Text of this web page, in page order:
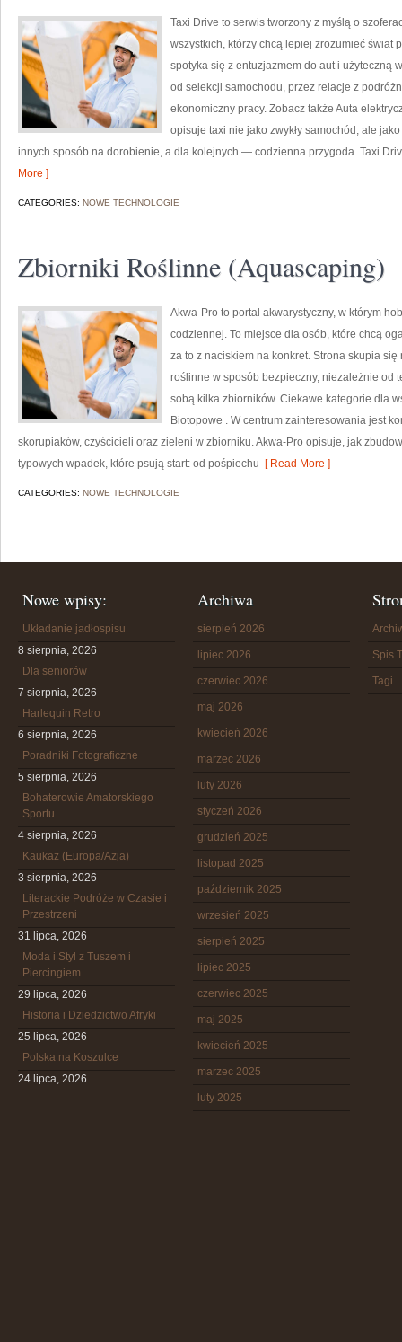
Taxi Drive to serwis tworzony z myślą o
wszystkich, którzy chcą lepiej zrozumieć świat
spotyka się z entuzjazmem do aut i użyteczną
od selekcji samochodu, przez relacje z
ekonomiczny pracy. Zobacz także Auta
opisuje taxi nie jako zwykły samochód, ale
innych sposób na dorobienie, a dla kolejnych — codzienna przygoda. Taxi
More ]
CATEGORIES: NOWE TECHNOLOGIE
Zbiorniki Roślinne (Aquascaping)
Akwa-Pro to portal akwarystyczny, w którym
codziennej. To miejsce dla osób, które chcą
za to z naciskiem na konkret. Strona skupia
roślinne w sposób bezpieczny, niezależnie od
sobą kilka zbiorników. Ciekawe kategorie dla
Biotopowe . W centrum zainteresowania jest
skorupiaków, czyścicieli oraz zieleni w zbiorniku. Akwa-Pro opisuje, jak
typowych wpadek, które psują start: od pośpiechu [ Read More ]
CATEGORIES: NOWE TECHNOLOGIE
Nowe wpisy:
Układanie jadłospisu
8 sierpnia, 2026
Dla seniorów
7 sierpnia, 2026
Harlequin Retro
6 sierpnia, 2026
Poradniki Fotograficzne
5 sierpnia, 2026
Bohaterowie Amatorskiego
Sportu
4 sierpnia, 2026
Kaukaz (Europa/Azja)
3 sierpnia, 2026
Literackie Podróże w Czasie i
Przestrzeni
31 lipca, 2026
Moda i Styl z Tuszem i
Piercingiem
29 lipca, 2026
Historia i Dziedzictwo Afryki
25 lipca, 2026
Polska na Koszulce
24 lipca, 2026
Archiwa
sierpień 2026
lipiec 2026
czerwiec 2026
maj 2026
kwiecień 2026
marzec 2026
luty 2026
styczeń 2026
grudzień 2025
listopad 2025
październik 2025
wrzesień 2025
sierpień 2025
lipiec 2025
czerwiec 2025
maj 2025
kwiecień 2025
marzec 2025
luty 2025
Spis
Tagi